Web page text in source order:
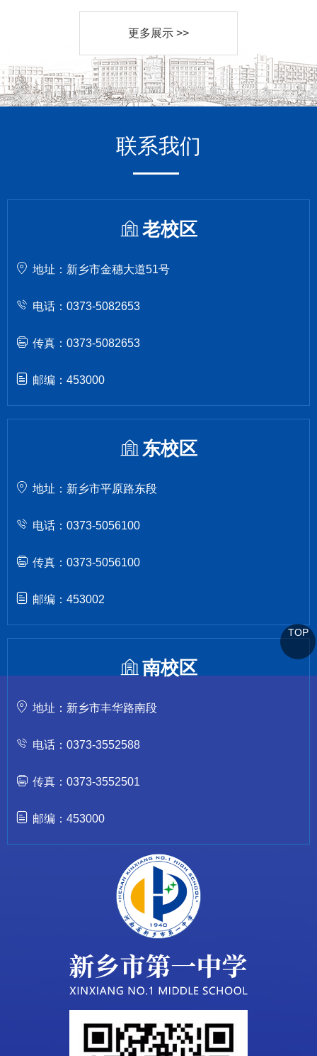
更多展示 >>
联系我们
老校区
地址：新乡市金穗大道51号
电话：0373-5082653
传真：0373-5082653
邮编：453000
东校区
地址：新乡市平原路东段
电话：0373-5056100
传真：0373-5056100
邮编：453002
南校区
地址：新乡市丰华路南段
电话：0373-3552588
传真：0373-3552501
邮编：453000
TOP